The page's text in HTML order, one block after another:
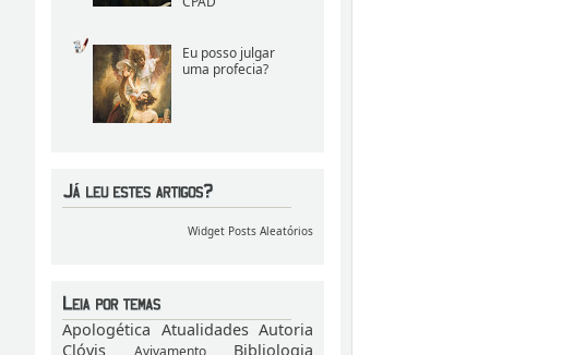
Eu posso julgar
uma profecia?
Widget Posts Aleatórios
Apologética Atualidades Autoria
Clóvis
Avivamento
Bibliologia